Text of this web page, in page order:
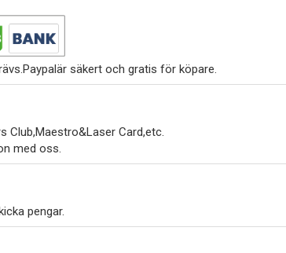
säkert och gratis för köpare.
Club,Maestro&Laser Card,etc.
med oss.
pengar.